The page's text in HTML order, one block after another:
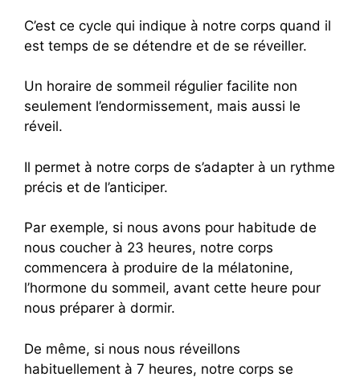
C’est ce cycle qui indique à notre corps quand il
est temps de se détendre et de se réveiller.
Un horaire de sommeil régulier facilite non
seulement l’endormissement, mais aussi le
réveil.
Il permet à notre corps de s’adapter à un rythme
précis et de l’anticiper.
Par exemple, si nous avons pour habitude de
nous coucher à 23 heures, notre corps
commencera à produire de la mélatonine,
l’hormone du sommeil, avant cette heure pour
nous préparer à dormir.
De même, si nous nous réveillons
habituellement à 7 heures, notre corps se